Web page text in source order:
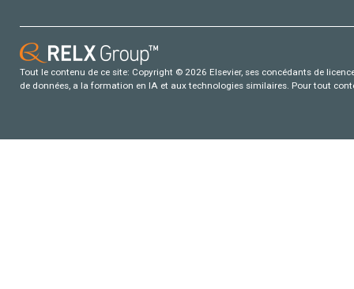
Tout le contenu de ce site: Copyright © 2026 Elsevier, ses concédants de
de données, a la formation en IA et aux technologies similaires. Pour tout